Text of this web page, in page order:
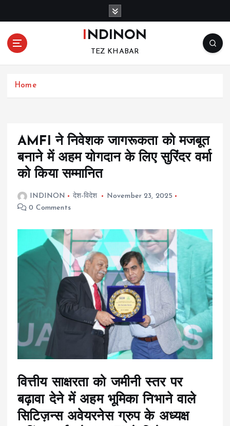
o
INDINON
TEZ KHABAR
Home
AMFI ने निवेशक जागरूकता को मजबूत
बनाने में अहम योगदान के लिए सुरिंदर वर्मा
को किया सम्मानित
INDINON देश-विदेश
November 23, 2025
0 Comments
वित्तीय साक्षरता को जमीनी स्तर पर
बढ़ावा देने में अहम भूमिका निभाने वाले
सिटिज़न्स अवेयरनेस ग्रुप के अध्यक्ष